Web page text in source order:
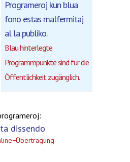
Programeroj kun blua
fono estas malfermitaj
al la publiko.
Blau hinterlegte
Programmpunkte sind für die
Öffentlichkeit zugänglich.
dissendo